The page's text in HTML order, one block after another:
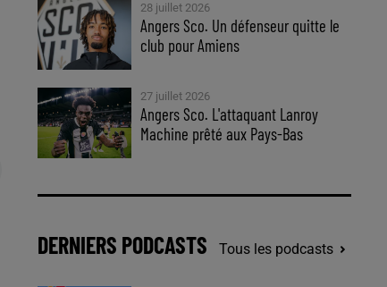
28 juillet 2026
Angers Sco. Un défenseur quitte le
club pour Amiens
27 juillet 2026
Angers Sco. L'attaquant Lanroy
Machine prêté aux Pays-Bas
DERNIERS PODCASTS Tous les podcasts